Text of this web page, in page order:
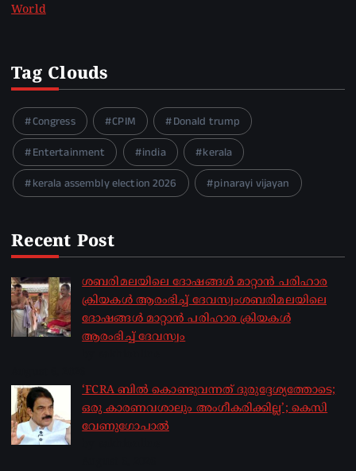
World
Tag Clouds
Congress CPIM
Donald trump
Entertainment
india
kerala
kerala assembly election 2026
pinarayi vijayan
Recent Post
ശബരിമലയിലെ ദോഷങ്ങൾ മാറ്റാൻ പരിഹാര
ക്രിയകൾ ആരംഭിച്ച് ദേവസ്വംശബരിമലയിലെ
ദോഷങ്ങൾ മാറ്റാൻ പരിഹാര ക്രിയകൾ
ആരംഭിച്ച് ദേവസ്വം
‘FCRA ബിൽ കൊണ്ടുവന്നത് ദുരുദ്ദേശ്യത്തോടെ;
ഒരു കാരണവശാലും അം​ഗീകരിക്കില്ല’; കെസി
വേണു​ഗോപാൽ